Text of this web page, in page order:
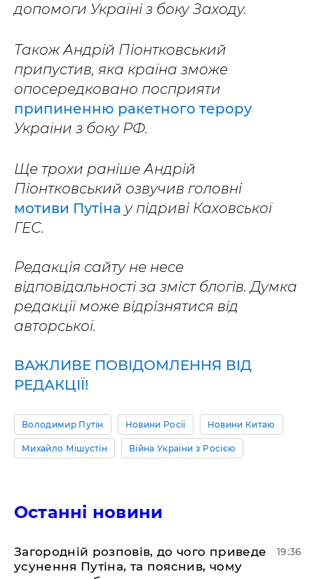
допомоги Україні з боку Заходу.
Також Андрій Піонтковський
припустив, яка країна зможе
опосередковано посприяти
припиненню ракетного терору
України з боку РФ.
Ще трохи раніше Андрій
Піонтковський озвучив головні
мотиви Путіна у підриві Каховської
ГЕС.
Редакція сайту не несе
відповідальності за зміст блогів. Думка
редакції може відрізнятися від
авторської.
ВАЖЛИВЕ ПОВІДОМЛЕННЯ ВІД
РЕДАКЦІЇ!
Володимир Путін Новини Росії Новини Китаю
Михайло Мішустін Війна України з Росією
Останні новини
Загородній розповів, до чого приведе
усунення Путіна, та пояснив, чому
19:36